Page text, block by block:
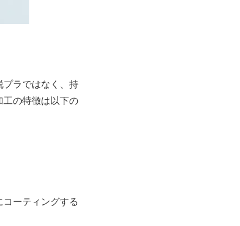
プラではなく、持
の特徴は以下の
コーティングする